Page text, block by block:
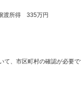
所得 335万円
、市区町村の確認が必要で